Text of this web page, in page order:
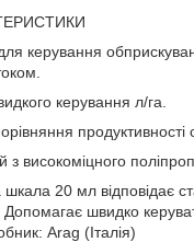
керування
керування л/га.
продуктивності
з високоміцного
20 мл відповідає
Допомагає швидко
Arag (Італія)